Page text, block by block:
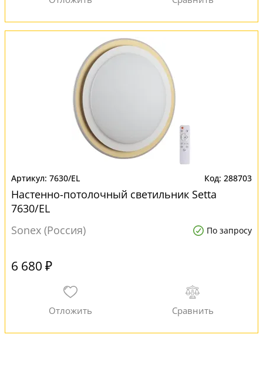
7630/EL 288703
Настенно-потолочный светильник Setta
7630/EL
Sonex (Россия)
По запросу
6 680 ₽